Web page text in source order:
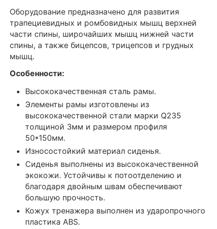
Оборудование предназначено для развития
трапециевидных и ромбовидных мышц верхней
части спины, широчайших мышц нижней части
спины, а также бицепсов, трицепсов и грудных
мышц.
Особенности:
Высококачественная сталь рамы.
Элементы рамы изготовлены из
высококачественной стали марки Q235
толщиной 3мм и размером профиля
50*150мм.
Износостойкий материал сиденья.
Сиденья выполнены из высококачественной
экокожи. Устойчивы к потоотделению и
благодаря двойным швам обеспечивают
большую прочность.
Кожух тренажера выполнен из ударопрочного
пластика ABS.